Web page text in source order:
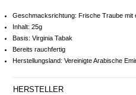
Geschmacksrichtung: Frische Traube mit
Inhalt: 25g
Basis: Virginia Tabak
Bereits rauchfertig
Herstellungsland: Vereinigte Arabische
HERSTELLER